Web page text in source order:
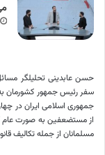
حسن عابدینی تحلیلگر
سفر رئیس جمهور کشورمان به
جمهوری اسلامی ایران در
از مستضعفین به صورت عام
مسلمانان از جمله تکالیف